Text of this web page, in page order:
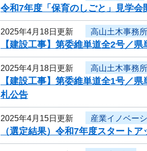
令和7年度「保育のしごと」見学
2025年4月18日更新 高山土木事務所
【建設工事】第委維単道全2号／
2025年4月18日更新 高山土木事務所
【建設工事】第委維単道全1号／
札公告
2025年4月15日更新 産業イノベー
（選定結果）令和7年度スタート